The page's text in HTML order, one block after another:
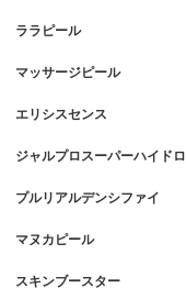
ララピール
マッサージピール
エリシスセンス
ジャルプロスーパーハイドロ
プルリアルデンシファイ
マヌカピール
スキンブースター